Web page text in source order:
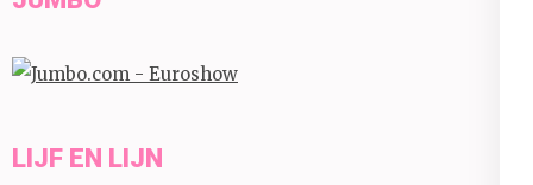
LIJF EN LIJN